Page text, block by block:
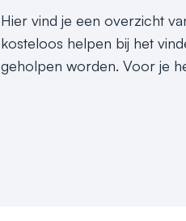
Hier vind je een overzicht
kosteloos helpen bij het
geholpen worden. Voor je